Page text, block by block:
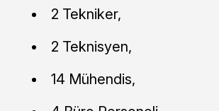
2 Tekniker,
2 Teknisyen,
14 Mühendis,